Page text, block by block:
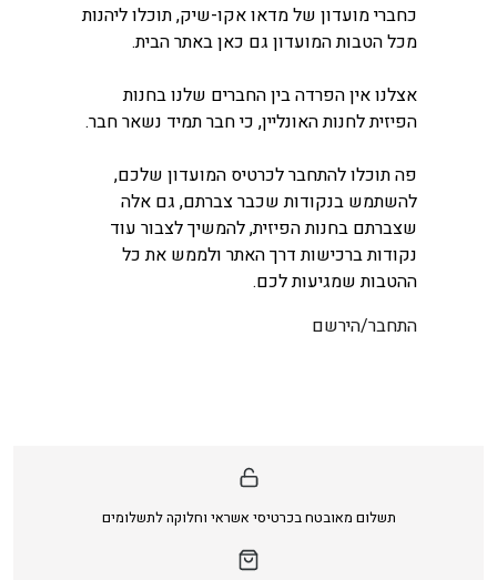
כחברי מועדון של מדאו אקו-שיק, תוכלו ליהנות
מכל הטבות המועדון גם כאן באתר הבית.
אצלנו אין הפרדה בין החברים שלנו בחנות
הפיזית לחנות האונליין, כי חבר תמיד נשאר חבר.
פה תוכלו להתחבר לכרטיס המועדון שלכם,
להשתמש בנקודות שכבר צברתם, גם אלה
שצברתם בחנות הפיזית, להמשיך לצבור עוד
נקודות ברכישות דרך האתר ולממש את כל
ההטבות שמגיעות לכם.
התחבר/הירשם
תשלום מאובטח בכרטיסי אשראי וחלוקה לתשלומים